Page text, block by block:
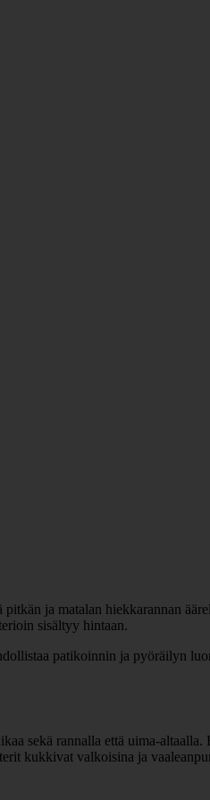
pitkän ja matalan hiekkarannan
sisältyy hintaan.
patikoinnin ja pyöräilyn
sekä rannalla että uima-
kukkivat valkoisina ja